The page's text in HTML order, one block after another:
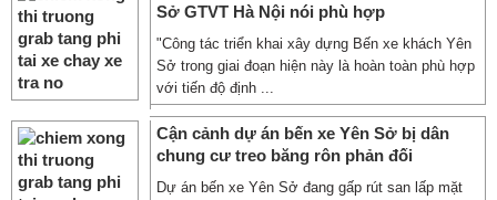
Sở GTVT Hà Nội nói phù hợp
"Công tác triển khai xây dựng Bến xe khách Yên
Sở trong giai đoạn hiện này là hoàn toàn phù hợp
với tiến độ định ...
Cận cảnh dự án bến xe Yên Sở bị dân
chung cư treo băng rôn phản đối
Dự án bến xe Yên Sở đang gấp rút san lấp mặt